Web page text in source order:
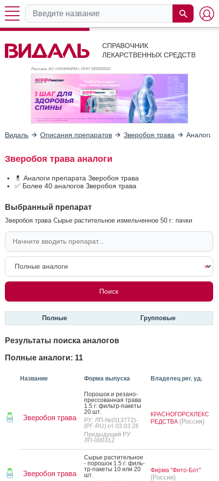
СПРАВОЧНИК
ЛЕКАРСТВЕННЫХ СРЕДСТВ
Реклама. АО «НИЖФАРМ», ИНН 5260900010
Видаль Описания препаратов Зверобоя трава Аналоги
Зверобоя трава аналоги
💊 Аналоги препарата Зверобоя трава
✅ Более 40 аналогов Зверобоя трава
Выбранный препарат
Зверобоя трава Сырье растительное измельченное 50 г: пачки
Полные Групповые
Результаты поиска аналогов
Полные аналоги: 11
Название Форма выпуска Владелец рег. уд.
Зверобоя трава
По­рошок и ре­зано-
прес­со­ван­ная тра­ва
1.5 г: филь­тр-па­кеты
20 шт.
РУ: ЛП-№(013772)-
(РГ-RU) от 03.03.26
Предыдущий РУ:
ЛП-000312
КРАСНОГОРСКЛЕКС
РЕДСТВА (Россия)
Зверобоя трава
Сырье рас­ти­тель­ное
- по­рошок 1.5 г: филь­
тр-па­кеты 10 или 20
шт.
Фирма "Фито-Бот"
(Россия)